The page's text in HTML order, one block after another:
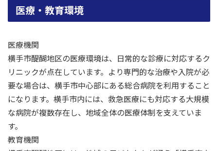
医療・教育環境
医療機関
横手市醍醐地区の医療環境は、日常的な診療に対応するク
リニックが点在しています。より専門的な治療や入院が必
要な場合は、横手市中心部にある総合病院を利用すること
になります。横手市内には、救急医療にも対応する大規模
な病院が複数存在し、地域全体の医療体制を支えていま
す。
教育機関